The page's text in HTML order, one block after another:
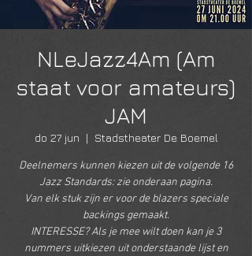
NLeJazz4Am (Am
staat voor amateurs)
JAM
do 27 jun
  |
Stadstheater De Boemel
Deelnemers kunnen kiezen uit de volgende 16
Jazz Standards: zie onderaan pagina.
Van elk stuk zijn er voor de blazers speciale
backings gemaakt.
INTERESSE? Als je mee wilt doen kan je 3
nummers uitkiezen uit onderstaande lijst en